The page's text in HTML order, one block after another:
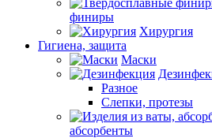
финиры
Хирургия
Гигиена, защита
Маски
Разное
Слепки, протезы
абсорбенты